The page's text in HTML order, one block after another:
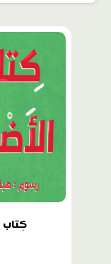
كِتاب